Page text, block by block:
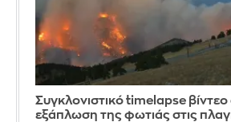
Συγκλονιστικό timelapse
εξάπλωση της φωτιάς στις